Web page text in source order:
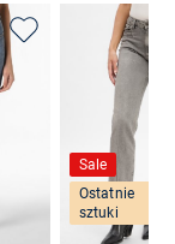
Sale
Ostatnie
sztuki